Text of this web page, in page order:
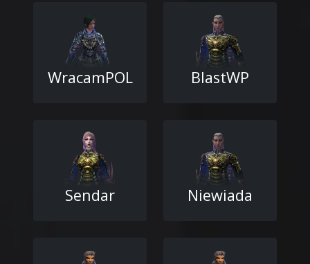
WracamPOL BlastWP
Sendar Niewiada